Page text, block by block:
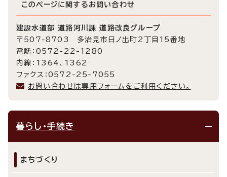
このページに関する お問い合わせ
建設水道部 道路河川課 道路改良グループ
〒507-8703 多治見市日ノ出町2丁目15番地
電話：0572-22-1280
内線：1364、1362
ファクス：0572-25-7055
お問い合わせは専用フォームをご利用ください。
暮らし・手続き
まちづくり